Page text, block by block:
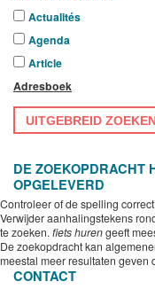
Actualités
Agenda
Article
Adresboek
UITGEBREID
DE ZOEKOPDRACHT
OPGELEVERD
Controleer of de spelling
Verwijder aanhalingstekens
te zoeken. fiets hurengeeft
De zoekopdracht kan
meestal meer resultaten geven
CONTACT